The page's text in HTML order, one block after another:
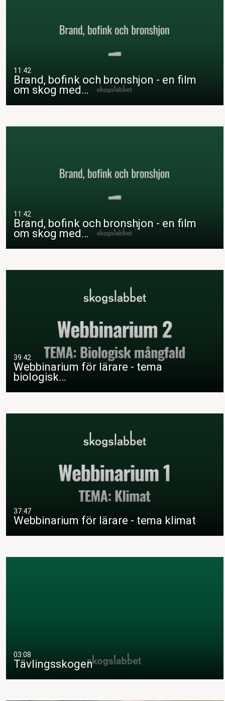
11:42
Brand, bofink och bronshjon - en film
om skog med…
11:42
Brand, bofink och bronshjon - en film
om skog med…
39:42
Webbinarium för lärare - tema
biologisk…
37:47
Webbinarium för lärare - tema klimat
03:08
Tävlingsskogen